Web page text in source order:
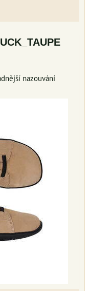
nazouvání